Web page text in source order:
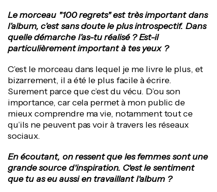
Le morceau "100 regrets" est très important dans
l’album, c’est sans doute le plus introspectif. Dans
quelle démarche l’as-tu réalisé ? Est-il
particulièrement important à tes yeux ?
C’est le morceau dans lequel je me livre le plus, et
bizarrement, il a été le plus facile à écrire.
Surement parce que c’est du vécu. D’ou son
importance, car cela permet à mon public de
mieux comprendre ma vie, notamment tout ce
qu’ils ne peuvent pas voir à travers les réseaux
sociaux.
En écoutant, on ressent que les femmes sont une
grande source d'inspiration. C'est le sentiment
que tu as eu aussi en travaillant l'album ?